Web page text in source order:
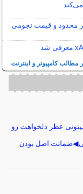
می‌کند
محدود و قیمت نجومی
مطالب کامپیوتر و اینترنت
عطر دلخواهت رو
اصل بودن